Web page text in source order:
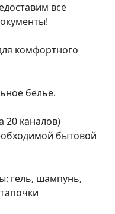
все
комфортного
белье.
20 каналов)
бытовой
гель, шампунь,